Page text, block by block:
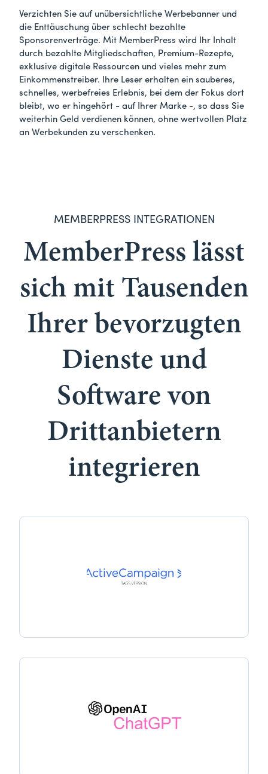
Verzichten Sie auf unübersichtliche Werbebanner und
die Enttäuschung über schlecht bezahlte
Sponsorenverträge. Mit MemberPress wird Ihr Inhalt
durch bezahlte Mitgliedschaften, Premium-Rezepte,
exklusive digitale Ressourcen und vieles mehr zum
Einkommenstreiber. Ihre Leser erhalten ein sauberes,
schnelles, werbefreies Erlebnis, bei dem der Fokus dort
bleibt, wo er hingehört - auf Ihrer Marke -, so dass Sie
weiterhin Geld verdienen können, ohne wertvollen Platz
an Werbekunden zu verschenken.
MEMBERPRESS INTEGRATIONEN
MemberPress lässt
sich mit Tausenden
Ihrer bevorzugten
Dienste und
Software von
Drittanbietern
integrieren